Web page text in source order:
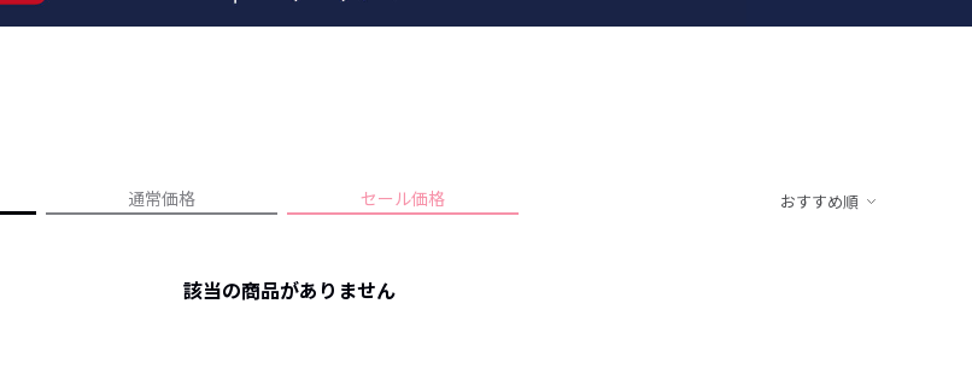
すべての記事
人気記事ランキング
プライバシーポリシー
お気に入りブランド
通常価格 セール価格 おすすめ順
該当の商品がありません